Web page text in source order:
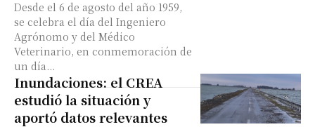
Desde el 6 de agosto del año 1959,
se celebra el día del Ingeniero
Agrónomo y del Médico
Veterinario, en conmemoración de
un día...
Inundaciones: el CREA
estudió la situación y
aportó datos relevantes